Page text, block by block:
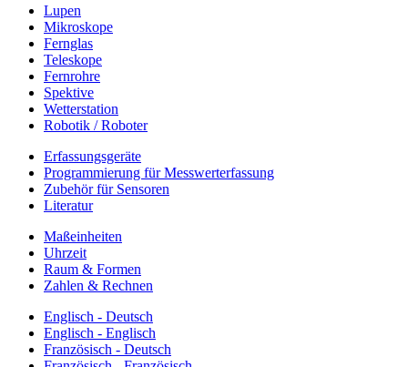
Lupen
Mikroskope
Fernglas
Teleskope
Fernrohre
Spektive
Wetterstation
Robotik / Roboter
Erfassungsgeräte
Programmierung für Messwerterfassung
Zubehör für Sensoren
Literatur
Maßeinheiten
Uhrzeit
Raum & Formen
Zahlen & Rechnen
Englisch - Deutsch
Englisch - Englisch
Französisch - Deutsch